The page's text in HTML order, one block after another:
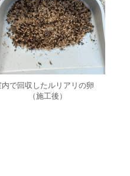
内で回収したルリアリの卵
（施工後）